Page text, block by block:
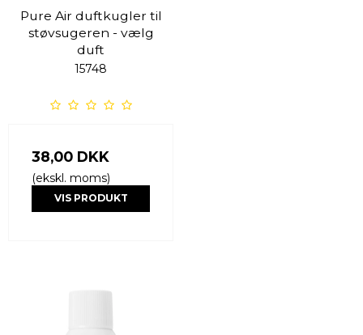
Pure Air duftkugler til
støvsugeren - vælg
duft
15748
38,00 DKK
(ekskl. moms)
VIS PRODUKT